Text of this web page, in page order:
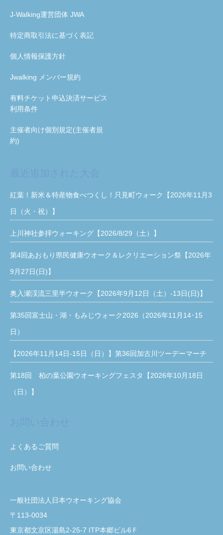
J-Walking運営団体 JWA
特定商取引法に基づく表記
個人情報保護方針
Jwalking メンバー規約
有料チケット申込決済サービス
利用条件
主催者向け個別規定(主催者規
約)
紅葉！新米＆特産物食べつくし！只見町ウォーク【2026年11月3
日（火・祝）】
上川神社参拝ウォーキング【2026/8/29（土）】
第4回あおもり県民健康ウオーク＆レクリエーション祭【2026年
9月27日(日)】
奥入瀬渓流三里半ウオーク【2026年9月12日（土）-13日(日)】
第35回富士山・湖・もみじウォーク2026（2026年11月14･15
日）
【2026年11月14日-15日（日）】第36回加古川ツーデーマーチ
第18回 柏の葉公園ウオーキングフェスタ【2026年10月18日
（日）】
よくあるご質問
お問い合わせ
一般社団法人日本ウオーキング協会
〒113-0034
東京都文京区湯島2-25-7 ITP本郷ビル6Ｆ